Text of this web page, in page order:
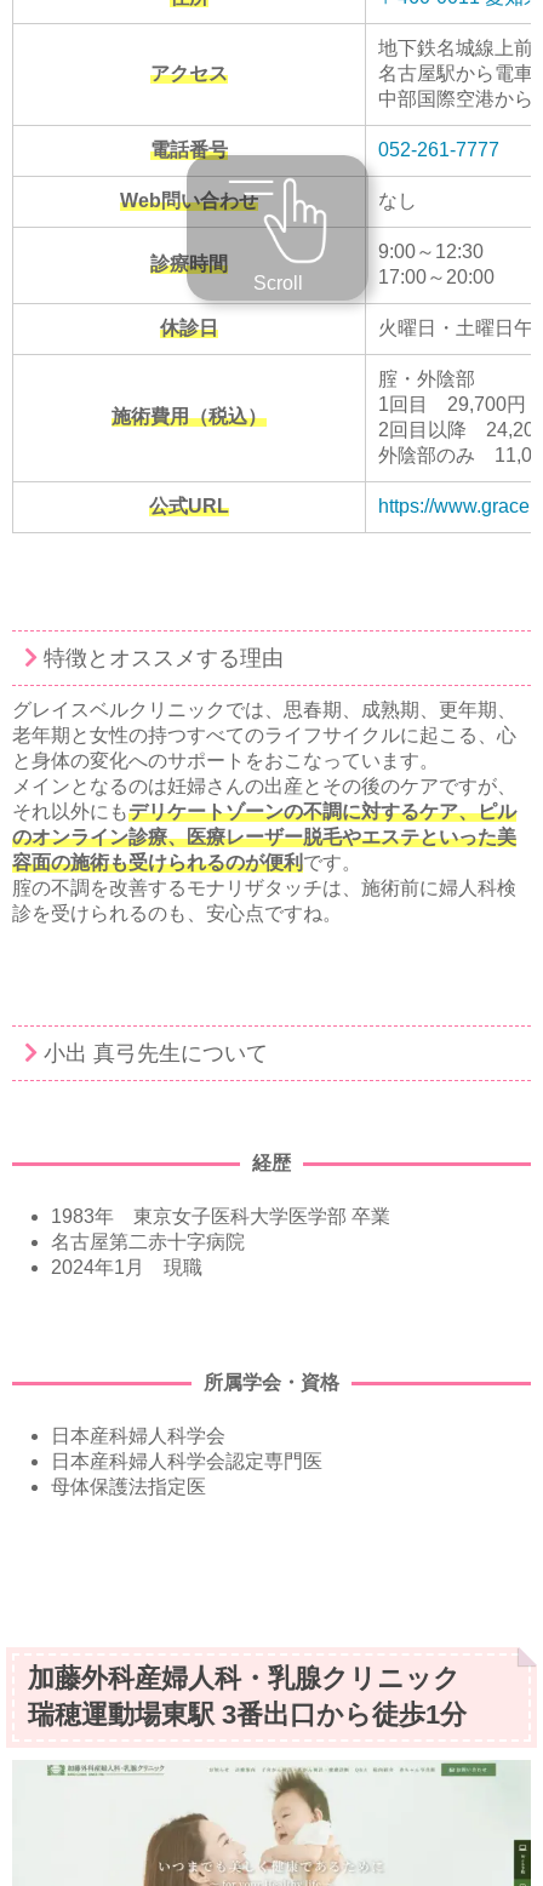
アクセス
地下鉄名城線上前
名古屋駅から電車
中部国際空港から
電話番号 052-261-7777
Web問い合わせ なし
診療時間
9:00～12:30
17:00～20:00
休診日 火曜日・土曜日午
施術費用（税込）
腟・外陰部
1回目 29,700円
2回目以降
外陰部のみ
公式URL https://
Scroll
特徴とオススメする理由
グレイスベルクリニックでは、思春期、成熟期、更年期、
老年期と女性の持つすべてのライフサイクルに起こる、心
と身体の変化へのサポートをおこなっています。
メインとなるのは妊婦さんの出産とその後のケアですが、
それ以外にもデリケートゾーンの不調に対するケア、ピル
のオンライン診療、医療レーザー脱毛やエステといった美
容面の施術も受けられるのが便利です。
腟の不調を改善するモナリザタッチは、施術前に婦人科検
診を受けられるのも、安心点ですね。
小出 真弓先生について
経歴
1983年 東京女子医科大学医学部 卒業
名古屋第二赤十字病院
2024年1月 現職
所属学会・資格
日本産科婦人科学会
日本産科婦人科学会認定専門医
母体保護法指定医
加藤外科産婦人科・乳腺クリニック
瑞穂運動場東駅 3番出口から徒歩1分